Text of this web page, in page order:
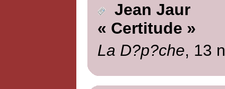
Jean Jaur
« Certitude »
La D?p?che, 13